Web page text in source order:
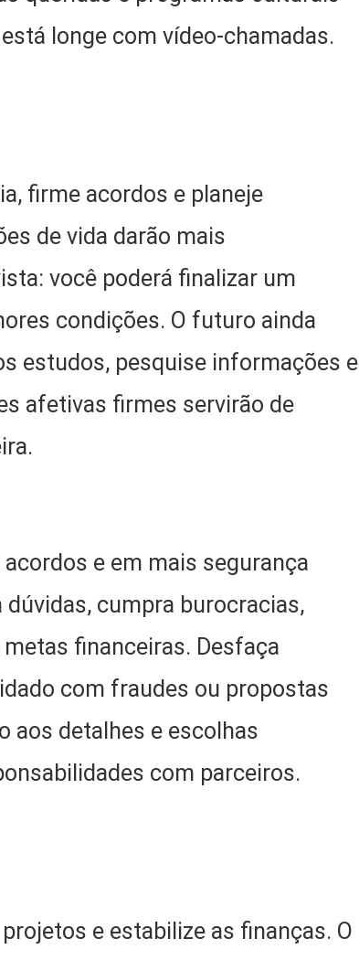
longe com vídeo-chamadas.
firme acordos e planeje
de vida darão mais
você poderá finalizar um
condições. O futuro ainda
estudos, pesquise informações e
afetivas firmes servirão de
e em mais segurança
cumpra burocracias,
financeiras. Desfaça
com fraudes ou propostas
aos detalhes e escolhas
com parceiros.
e estabilize as finanças. O